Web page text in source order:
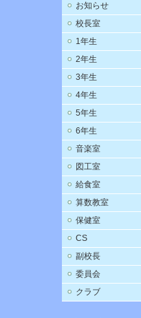
お知らせ
校長室
1年生
2年生
3年生
4年生
5年生
6年生
音楽室
図工室
給食室
算数教室
保健室
CS
副校長
委員会
クラブ